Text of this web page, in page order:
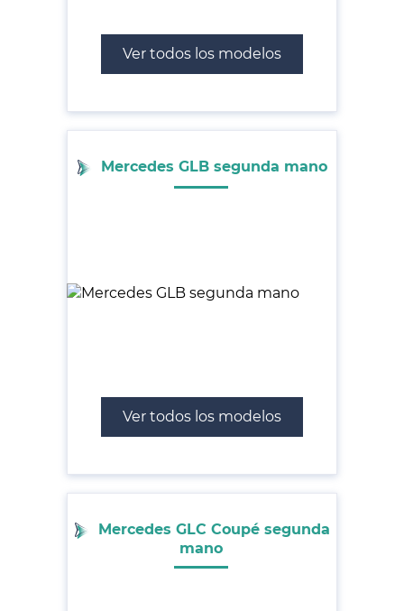
Ver todos los modelos
Mercedes GLB segunda mano
Ver todos los modelos
Mercedes GLC Coupé segunda
mano